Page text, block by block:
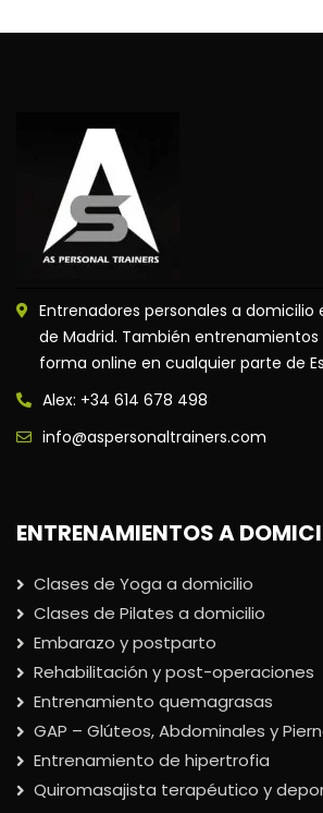
Entrenadores personales a domicilio
de Madrid. También entrenamientos
forma online en cualquier parte de
Alex: +34 614 678 498
info@aspersonaltrainers.com
ENTRENAMIENTOS A
Clases de Yoga a domicilio
Clases de Pilates a domicilio
Embarazo y postparto
Rehabilitación y post-operaciones
Entrenamiento quemagrasas
GAP – Glúteos, Abdominales y
Entrenamiento de hipertrofia
Quiromasajista terapéutico y